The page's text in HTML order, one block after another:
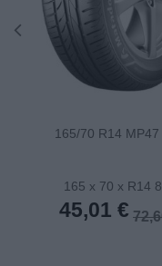
165/70 R14 MP47
165 x 70 x R14
45,01 €